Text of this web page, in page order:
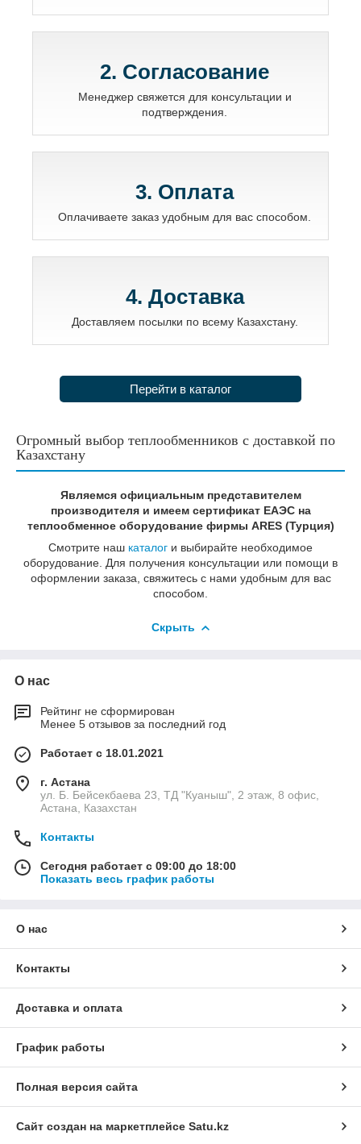
2. Согласование
Менеджер свяжется для консультации и
подтверждения.
3. Оплата
Оплачиваете заказ удобным для вас способом.
4. Доставка
Доставляем посылки по всему Казахстану.
Перейти в каталог
Огромный выбор теплообменников с доставкой по
Казахстану
Являемся официальным представителем
производителя и имеем сертификат ЕАЭС на
теплообменное оборудование фирмы ARES (Турция)
Смотрите наш каталог и выбирайте необходимое
оборудование. Для получения консультации или помощи в
оформлении заказа, свяжитесь с нами удобным для вас
способом.
Скрыть
О нас
Рейтинг не сформирован
Менее 5 отзывов за последний год
Работает с 18.01.2021
г. Астана
ул. Б. Бейсекбаева 23, ТД "Куаныш", 2 этаж, 8 офис,
Астана, Казахстан
Контакты
Сегодня работает с 09:00 до 18:00
Показать весь график работы
О нас
Контакты
Доставка и оплата
График работы
Полная версия сайта
Сайт создан на маркетплейсе Satu.kz